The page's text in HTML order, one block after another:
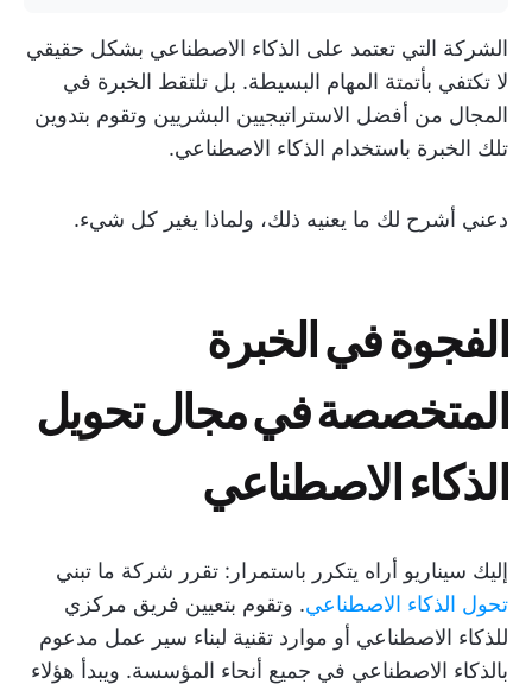
الشركة التي تعتمد على الذكاء الاصطناعي بشكل حقيقي
لا تكتفي بأتمتة المهام البسيطة. بل تلتقط الخبرة في
المجال من أفضل الاستراتيجيين البشريين وتقوم بتدوين
تلك الخبرة باستخدام الذكاء الاصطناعي.
دعني أشرح لك ما يعنيه ذلك، ولماذا يغير كل شيء.
الفجوة في الخبرة
المتخصصة في مجال تحويل
الذكاء الاصطناعي
إليك سيناريو أراه يتكرر باستمرار: تقرر شركة ما تبني
تحول الذكاء الاصطناعي. وتقوم بتعيين فريق مركزي
للذكاء الاصطناعي أو موارد تقنية لبناء سير عمل مدعوم
بالذكاء الاصطناعي في جميع أنحاء المؤسسة. ويبدأ هؤلاء